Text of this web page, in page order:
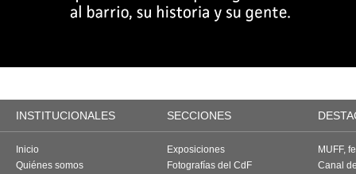
INSTITUCIONALES SECCIONES
Inicio
Quiénes somos
Exposiciones
Fotografías del CdF
MUFF,
Canal